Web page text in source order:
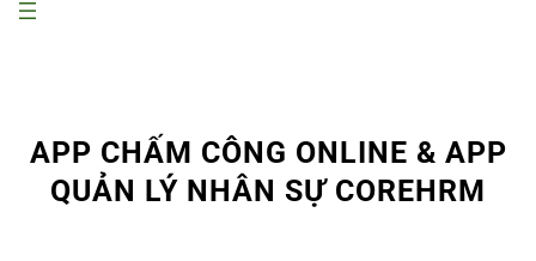
APP CHẤM CÔNG ONLINE & APP
QUẢN LÝ NHÂN SỰ COREHRM